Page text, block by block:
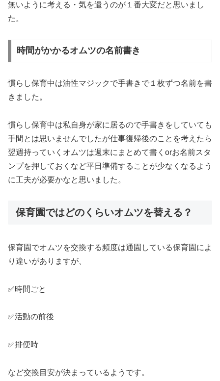
無いように考える・気を遣うのが１番大変だと思いまし
た。
時間がかかるオムツの名前書き
慣らし保育中は油性マジックで手書きで１枚ずつ名前を書
きました。
慣らし保育中は私自身が家に居るので手書きをしていても
手間とは思いませんでしたが仕事復帰後のことを考えたら
翌週持っていくオムツは週末にまとめて書くorお名前スタ
ンプを押しておくなど平日準備することが少なくなるよう
に工夫が必要かなと思いました。
保育園ではどのくらいオムツを替える？
保育園でオムツを交換する頻度は通園している保育園によ
り違いがありますが、
✅時間ごと
✅活動の前後
✅排便時
など交換目安が決まっているようです。